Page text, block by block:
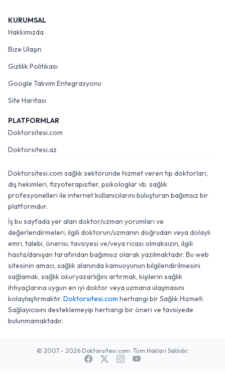
KURUMSAL
Hakkımızda
Bize Ulaşın
Gizlilik Politikası
Google Takvim Entegrasyonu
Site Haritası
PLATFORMLAR
Doktorsitesi.com
Doktorsitesi.az
Doktorsitesi.com sağlık sektöründe hizmet veren tıp doktorları,
diş hekimleri, fizyoterapistler, psikologlar vb. sağlık
profesyonelleri ile internet kullanıcılarını buluşturan bağımsız bir
platformdur.
İş bu sayfada yer alan doktor/uzman yorumları ve
değerlendirmeleri, ilgili doktorun/uzmanın doğrudan veya dolaylı
emri, talebi, önerisi, tavsiyesi ve/veya ricası olmaksızın, ilgili
hasta/danışan tarafından bağımsız olarak yazılmaktadır. Bu web
sitesinin amacı, sağlık alanında kamuoyunun bilgilendirilmesini
sağlamak, sağlık okuryazarlığını artırmak, kişilerin sağlık
ihtiyaçlarına uygun en iyi doktor veya uzmana ulaşmasını
kolaylaştırmaktır. Doktorsitesi.com herhangi bir Sağlık Hizmeti
Sağlayıcısını desteklemeyip herhangi bir öneri ve tavsiyede
bulunmamaktadır.
© 2007 - 2026 Doktorsitesi.com. Tüm Hakları Saklıdır.